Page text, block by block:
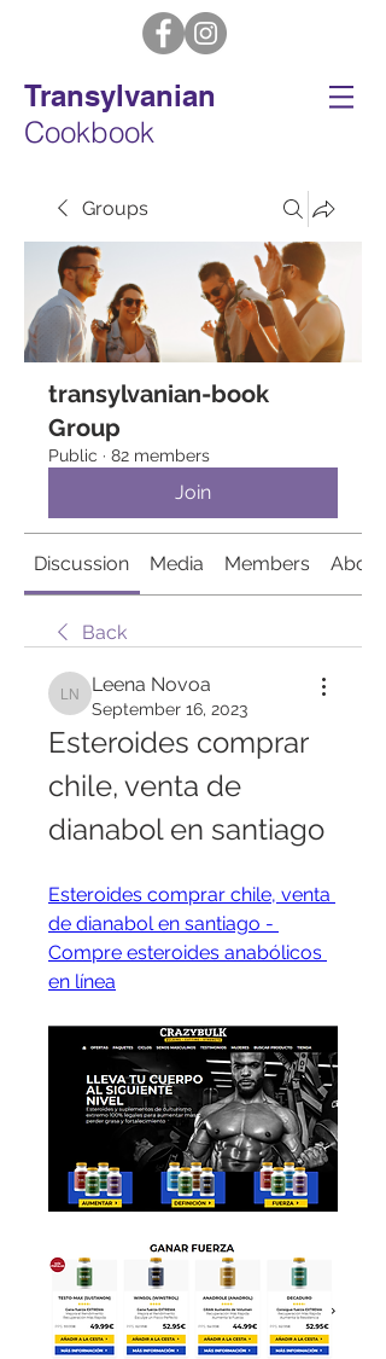
Transylvanian
Cookbook
Groups
transylvanian-book
Group
Public · 82 members
Join
Discussion Media Members About
Back
Leena Novoa
Leena Novoa
September 16, 2023
Esteroides comprar
chile, venta de
dianabol en santiago
Esteroides comprar chile, venta
de dianabol en santiago -
Compre esteroides anabólicos
en línea